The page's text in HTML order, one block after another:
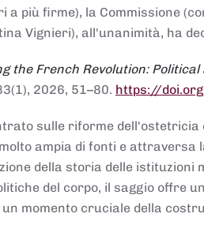
a più firme), la Commissione
Vignieri), all'unanimità, ha
the French Revolution:
2026, 51–80. https://
sulle riforme
ampia di fonti e
della storia delle
del corpo, il saggio offre
momento cruciale della